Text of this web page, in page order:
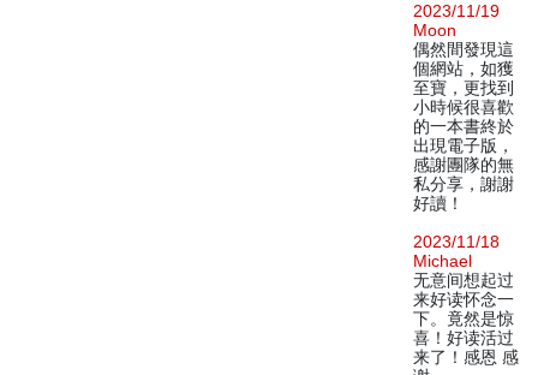
2023/11/19
Moon
偶然間發現這
個網站，如獲
至寶，更找到
小時候很喜歡
的一本書終於
出現電子版，
感謝團隊的無
私分享，謝謝
好讀！
2023/11/18
Michael
无意间想起过
来好读怀念一
下。竟然是惊
喜！好读活过
来了！感恩 感